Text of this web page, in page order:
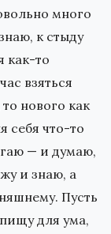
много
к стыду
как-то
взяться
нового как
себя что-то
— и думаю,
и знаю, а
Пусть
для ума,